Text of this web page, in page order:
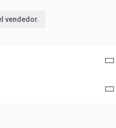
vendedor.